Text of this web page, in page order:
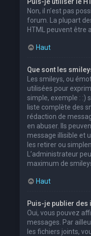
Non, il n’est pas
forum. La plupart
HTML peuvent être
Haut
Que sont les
Les smileys, ou
utilisées pour
simple, exemple : :)
liste complète des
rédaction de
en abuser. Ils
message illisible et
les retirer ou
L’administrateur
maximum de
Haut
Puis-je publier des
Oui, vous pouvez
messages. Par
les fichiers joints,